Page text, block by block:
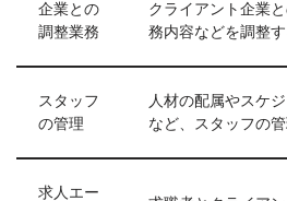
企業との
調整業務
クライアント企業
務内容などを調整す
スタッフ
の管理
人材の配属やスケ
など、スタッフの管
求人エー